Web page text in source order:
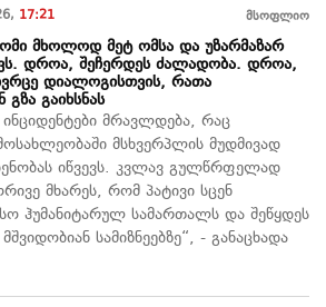
17:21 მსოფლიო
მხოლოდ მეტ ომსა და უზარმაზარ
დროა, შეჩერდეს ძალადობა. დროა,
დიალოგისთვის, რათა
გზა გაიხსნას
მრავლდება, რაც
მსხვერპლის მუდმივად
იწვევს. კვლავ გულწრფელად
მხარეს, რომ პატივი სცენ
ჰუმანიტარულ სამართალს და შეწყდეს
სამიზნეებზე“, - განაცხადა